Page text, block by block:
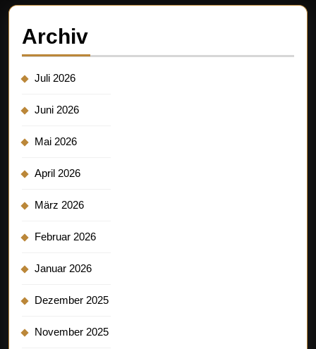
Archiv
Juli 2026
Juni 2026
Mai 2026
April 2026
März 2026
Februar 2026
Januar 2026
Dezember 2025
November 2025